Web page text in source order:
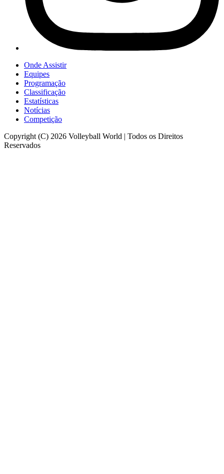
Onde Assistir
Equipes
Programação
Classificação
Estatísticas
Notícias
Competição
Copyright (C) 2026 Volleyball World | Todos os Direitos
Reservados